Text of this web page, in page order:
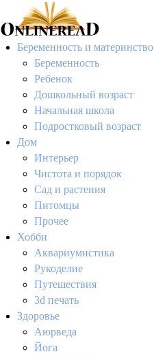
Беременность и материнство
Беременность
Ребенок
Дошкольный возраст
Начальная школа
Подростковый возраст
Дом
Интерьер
Чистота и порядок
Сад и растения
Питомцы
Прочее
Хобби
Аквариумистика
Рукоделие
Путешествия
3d печать
Здоровье
Аюрведа
Йога